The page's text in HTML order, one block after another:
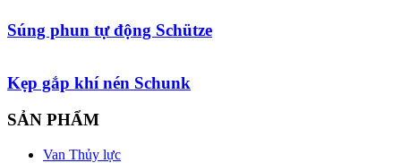
Súng phun tự động Schütze
Kẹp gắp khí nén Schunk
SẢN PHẨM
Van Thủy lực